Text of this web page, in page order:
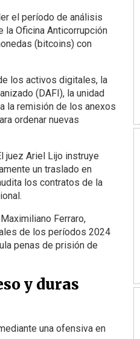
el período de análisis
la Oficina Anticorrupción
(bitcoins) con
los activos digitales, la
(DAFI), la unidad
la remisión de los anexos
ordenar nuevas
juez Ariel Lijo instruye
un traslado en
los contratos de la
Ferraro,
de los períodos 2024
penas de prisión de
y duras
una ofensiva en